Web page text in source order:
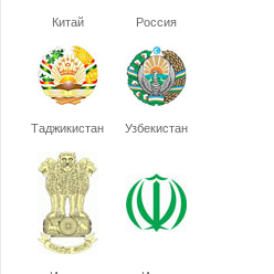
Китай Россия
Таджикистан Узбекистан